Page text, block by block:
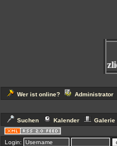
Wer ist online? Administrator
Suchen Kalender Galerie
Login: